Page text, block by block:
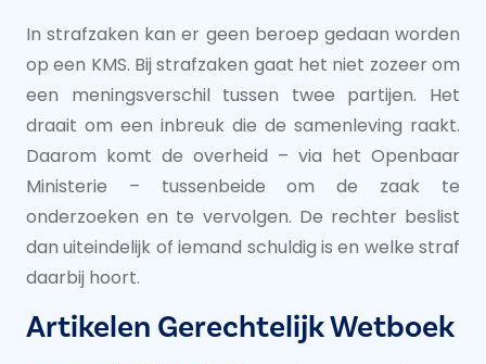
In strafzaken kan er geen beroep gedaan worden
op een KMS. Bij strafzaken gaat het niet zozeer om
een meningsverschil tussen twee partijen. Het
draait om een inbreuk die de samenleving raakt.
Daarom komt de overheid – via het Openbaar
Ministerie – tussenbeide om de zaak te
onderzoeken en te vervolgen. De rechter beslist
dan uiteindelijk of iemand schuldig is en welke straf
daarbij hoort.
Artikelen Gerechtelijk Wetboek